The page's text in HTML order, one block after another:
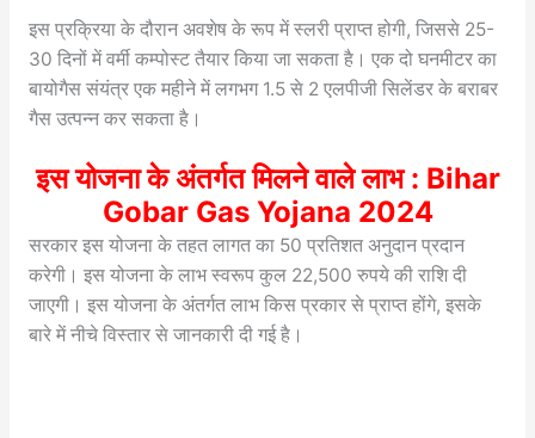
इस प्रक्रिया के दौरान अवशेष के रूप में स्लरी प्राप्त होगी, जिससे 25-
30 दिनों में वर्मी कम्पोस्ट तैयार किया जा सकता है। एक दो घनमीटर का
बायोगैस संयंत्र एक महीने में लगभग 1.5 से 2 एलपीजी सिलेंडर के बराबर
गैस उत्पन्न कर सकता है।
इस योजना के अंतर्गत मिलने वाले लाभ : Bihar
Gobar Gas Yojana 2024
सरकार इस योजना के तहत लागत का 50 प्रतिशत अनुदान प्रदान
करेगी। इस योजना के लाभ स्वरूप कुल 22,500 रुपये की राशि दी
जाएगी। इस योजना के अंतर्गत लाभ किस प्रकार से प्राप्त होंगे, इसके
बारे में नीचे विस्तार से जानकारी दी गई है।